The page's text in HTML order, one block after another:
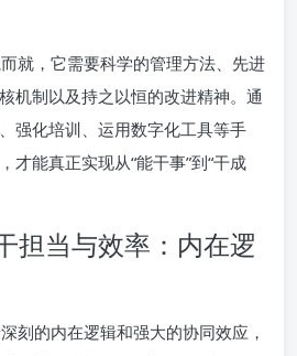
就，它需要科学的管理方法、先进
机制以及持之以恒的改进精神。通
强化培训、运用数字化工具等手
才能真正实现从“能干事”到“干成
担当与效率：内在逻
刻的内在逻辑和强大的协同效应，